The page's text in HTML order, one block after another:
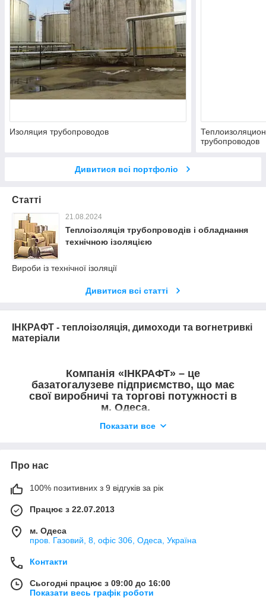
Изоляция трубопроводов
трубопроводов
Дивитися всі портфоліо
Статті
21.08.2024
Теплоізоляція трубопроводів і обладнання
технічною ізоляцією
Вироби із технічної ізоляції
Дивитися всі статті
ІНКРАФТ - теплоізоляція, димоходи та вогнетривкі
матеріали
Компанія «ІНКРАФТ» – це
базатогалузеве підприємство, що має
свої виробничі та торгові потужності в
м. Одеса.
Наш багатий досвід реалізованих
Скорочуючи тепловтрати, що впливають на
витрати і мінімізуючи собівартість продукції, що
ефективна експлуатація і ремонтопридатність
Показати все
Про нас
100% позитивних з 9 відгуків за рік
Працює з 22.07.2013
м. Одеса
пров. Газовий, 8, офіс 306, Одеса, Україна
Контакти
Сьогодні працює з 09:00 до 16:00
Показати весь графік роботи